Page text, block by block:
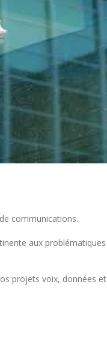
communications.
aux problématiques
projets voix, données et